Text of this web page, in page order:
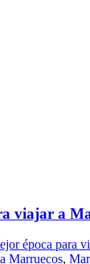
viajar a
época para
Marruecos,